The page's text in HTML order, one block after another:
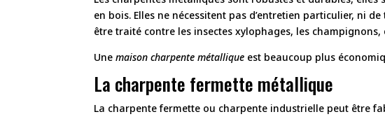
en bois. Elles ne nécessitent pas d’entretien particulier, ni
être traité contre les insectes xylophages, les champignons,
Unemaison charpente métallique est beaucoup plus
La charpente fermette métallique
La charpente fermette ou charpente industrielle peut être